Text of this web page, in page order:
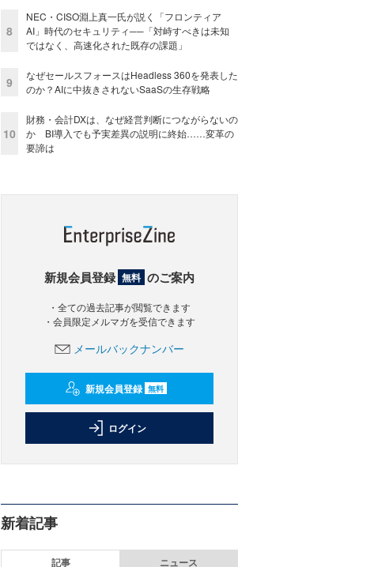
8
NEC・CISO淵上真一氏が説く「フロンティア
AI」時代のセキュリティ──「対峙すべきは未知
ではなく、高速化された既存の課題」
9
なぜセールスフォースはHeadless 360を発表した
のか？AIに中抜きされないSaaSの生存戦略
10
財務・会計DXは、なぜ経営判断につながらないの
か BI導入でも予実差異の説明に終始……変革の
要諦は
新規会員登録 無料 のご案内
・全ての過去記事が閲覧できます
・会員限定メルマガを受信できます
メールバックナンバー
新規会員登録 無料
ログイン
新着記事
記事 ニュース